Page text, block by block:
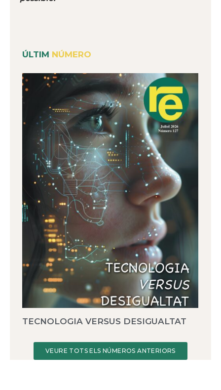
ÚLTIM NÚMERO
TECNOLOGIA VERSUS DESIGUALTAT
VEURE TOTS ELS NÚMEROS ANTERIORS